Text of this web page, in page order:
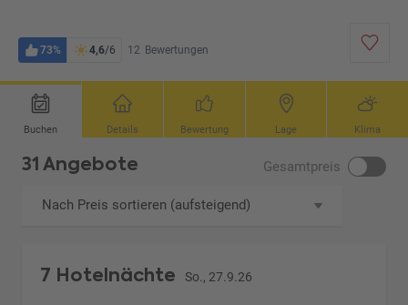
73% 4,6/6 12 Bewertungen
Buchen Details Bewertung Lage Klima
31 Angebote Gesamtpreis
Nach Preis sortieren (aufsteigend)
7 Hotelnächte So., 27.9.26